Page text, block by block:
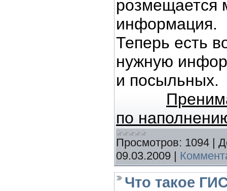
розмещается
информация.
Теперь есть
нужную
и посыльных.
по
Просмотров: 1094 |
09.03.2009 |
Что такое